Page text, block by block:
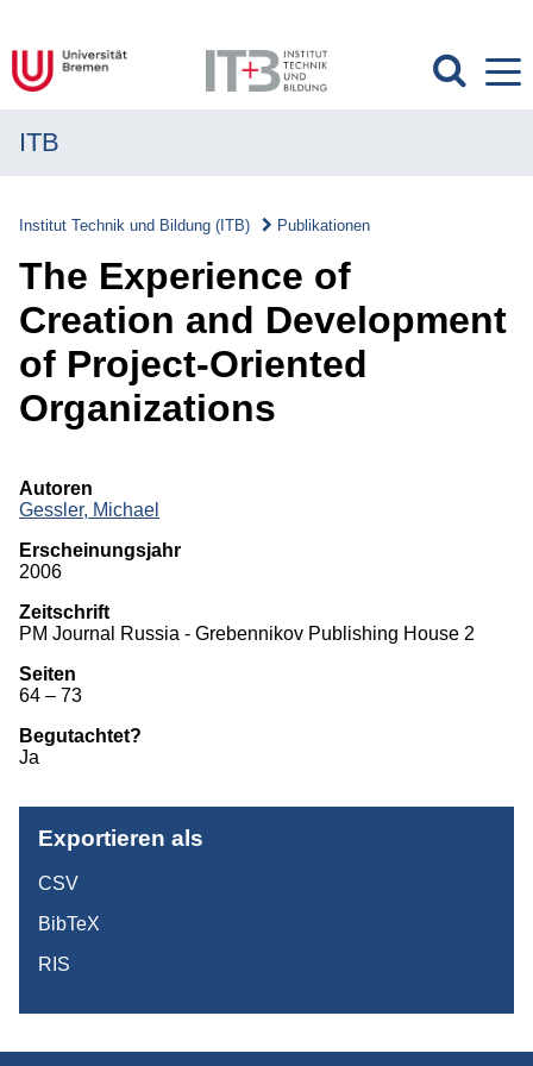
Transfer
Projekte
Publikationen
Monographien
Herausgeberschaften
Beiträge in Zeitschriften
ITB-Forschungsberichte
Studium
ITB
Institut Technik und Bildung (ITB) Publikationen
The Experience of
Creation and Development
of Project-Oriented
Organi­zations
Autoren
Gessler, Michael
Erscheinungsjahr
2006
Zeitschrift
PM Journal Russia - Grebennikov Publishing House 2
Seiten
64 – 73
Begutachtet?
Ja
Exportieren als
CSV
BibTeX
RIS